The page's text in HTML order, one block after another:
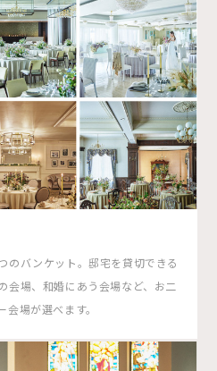
のバンケット。邸宅を貸切できる
会場、和婚にあう会場など、お二
場が選べます。